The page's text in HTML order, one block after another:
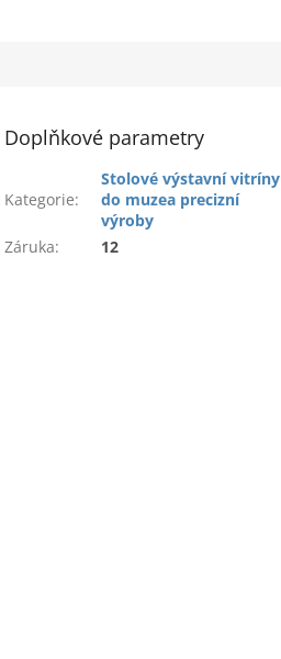
Doplňkové parametry
Kategorie:
Stolové výstavní vitríny
do muzea precizní
výroby
Záruka: 12